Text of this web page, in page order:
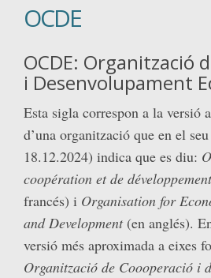
OCDE
OCDE: Organització
i Desenvolupament
Esta sigla correspon a la versió
d’una organització que en el
18.12.2024) indica que es diu:
coopération et de
francés) i Organisation for
and Development(en anglés).
versió més aproximada a eixes
Organització de Coooperació i